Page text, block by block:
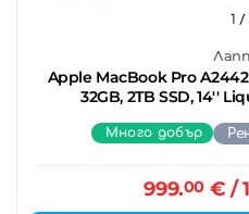
Apple MacBook Pro A2442
32GB, 2TB SSD, 14''
1 /
Много добър
999.00€ /